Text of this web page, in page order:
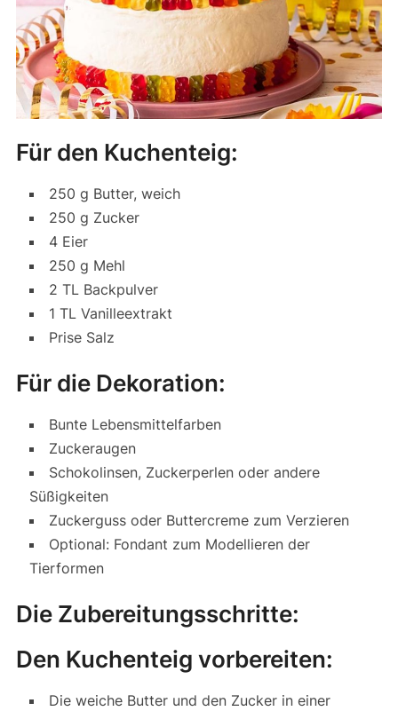
Für den Kuchenteig:
250 g Butter, weich
250 g Zucker
4 Eier
250 g Mehl
2 TL Backpulver
1 TL Vanilleextrakt
Prise Salz
Für die Dekoration:
Bunte Lebensmittelfarben
Zuckeraugen
Schokolinsen, Zuckerperlen oder andere
Süßigkeiten
Zuckerguss oder Buttercreme zum Verzieren
Optional: Fondant zum Modellieren der
Tierformen
Die Zubereitungsschritte:
Den Kuchenteig vorbereiten:
Die weiche Butter und den Zucker in einer